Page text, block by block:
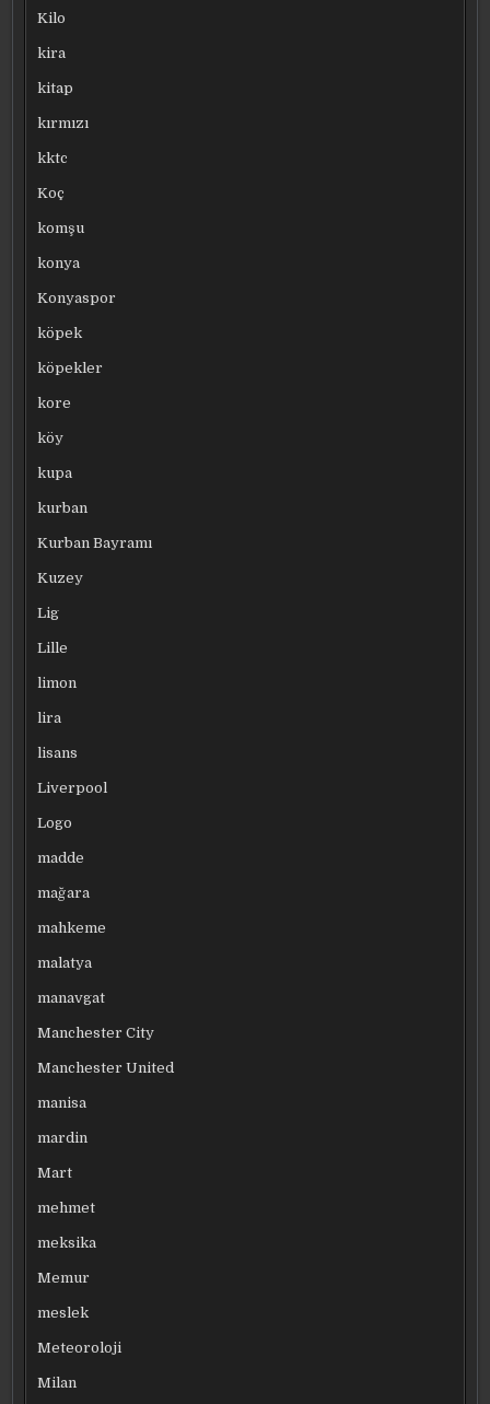
Kilo
kira
kitap
kırmızı
kktc
Koç
komşu
konya
Konyaspor
köpek
köpekler
kore
köy
kupa
kurban
Kurban Bayramı
Kuzey
Lig
Lille
limon
lira
lisans
Liverpool
Logo
madde
mağara
mahkeme
malatya
manavgat
Manchester City
Manchester United
manisa
mardin
Mart
mehmet
meksika
Memur
meslek
Meteoroloji
Milan